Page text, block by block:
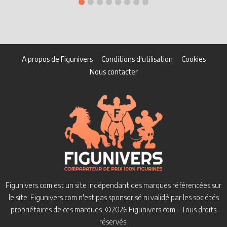
A propos de Figunivers Conditions d'utilisation
Cookies
Nous contacter
Figunivers.com est un site indépendant des marques référencées sur
le site. Figunivers.com n'est pas sponsorisé ni validé par les sociétés
propriétaires de ces marques. ©2026 Figunivers.com - Tous droits
réservés.